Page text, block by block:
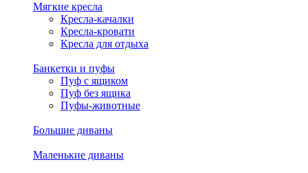
Мягкие кресла
Кресла-качалки
Кресла-кровати
Кресла для отдыха
Банкетки и пуфы
Пуф с ящиком
Пуф без ящика
Пуфы-животные
Большие диваны
Маленькие диваны